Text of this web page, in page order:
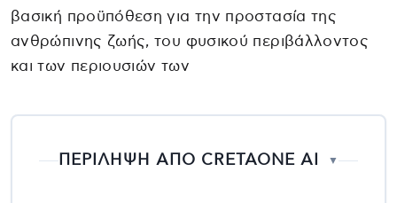
βασική προϋπόθεση για την προστασία της
ανθρώπινης ζωής, του φυσικού περιβάλλοντος
και των περιουσιών των
ΠΕΡΙΛΗΨΗ ΑΠΟ CRETAONE AI ▼